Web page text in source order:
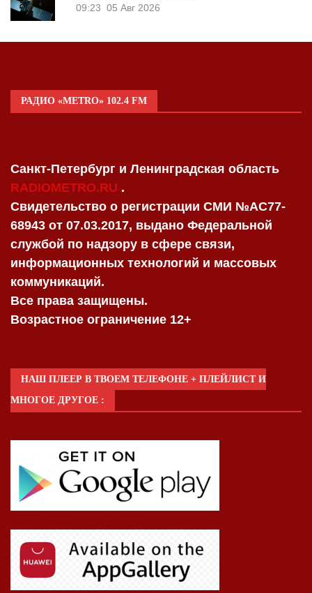
09:23 05 Авг 2026
РАДИО «METRO» 102.4 FM
Санкт-Петербург и Ленинградская область
RADIOMETRO.RU .
Свидетельство о регистрации СМИ №AC77-
68943 от 07.03.2017, выдано Федеральной
службой по надзору в сфере связи,
информационных технологий и массовых
коммуникаций.
Все права защищены.
Возрастное ограничение 12+
НАШ ПЛЕЕР В ТВОЕМ ТЕЛЕФОНЕ + ПЛЕЙЛИСТ И
МНОГОЕ ДРУГОЕ :